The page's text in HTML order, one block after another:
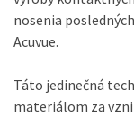
nosenia
Acuvue.
Táto jedinečná
materiálom za